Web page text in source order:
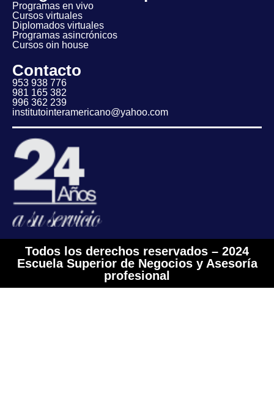
Programas en vivo
Cursos virtuales
Diplomados virtuales
Programas asincrónicos
Cursos oin house
Contacto
953 938 776
981 165 382
996 362 239
institutointeramericano@yahoo.com
Todos los derechos reservados – 2024
Escuela Superior de Negocios y Asesoría
profesional